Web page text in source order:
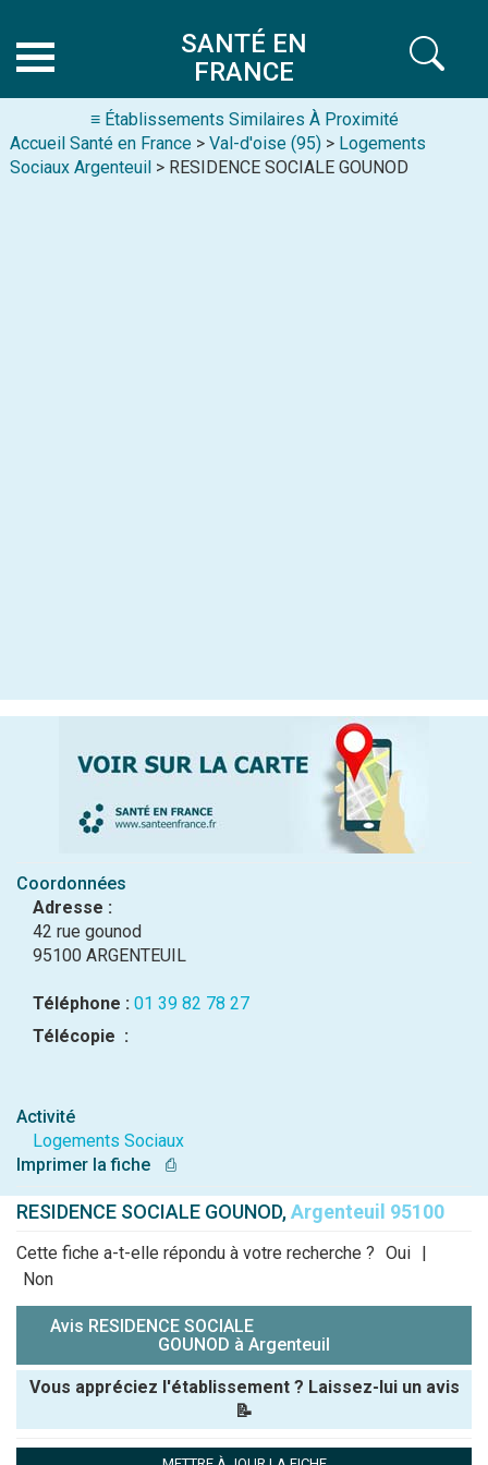
SANTÉ EN
FRANCE
≡ Établissements Similaires À Proximité
Accueil Santé en France > Val-d'oise (95) > Logements
Sociaux Argenteuil > RESIDENCE SOCIALE GOUNOD
Coordonnées
Adresse :
42 rue gounod
95100 ARGENTEUIL
Téléphone : 01 39 82 78 27
Télécopie :
Activité
Logements Sociaux
Imprimer la fiche
⎙
RESIDENCE SOCIALE GOUNOD,Argenteuil 95100
Cette fiche a-t-elle répondu à votre recherche ? Oui |
Non
Avis RESIDENCE SOCIALE
GOUNOD à Argenteuil
Vous appréciez l'établissement ? Laissez-lui un avis
📝